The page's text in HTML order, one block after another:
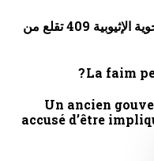
لبنان / تاريخ: تحطم رحلة الخطوط الجوية الإثيوبية 409 تقلع من
La faim
Un ancien
accusé d’être